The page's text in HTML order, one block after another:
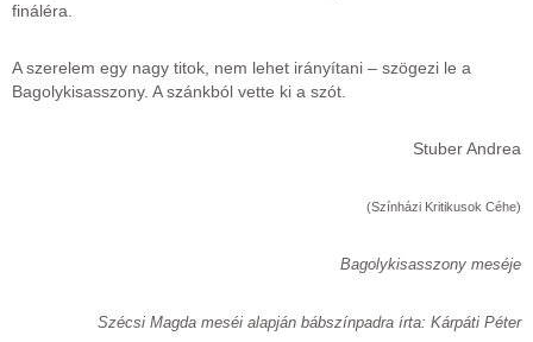
fináléra.
A szerelem egy nagy titok, nem lehet irányítani – szögezi le a
Bagolykisasszony. A szánkból vette ki a szót.
Stuber Andrea
(Színházi Kritikusok Céhe)
Bagolykisasszony meséje
Szécsi Magda meséi alapján bábszínpadra írta: Kárpáti Péter